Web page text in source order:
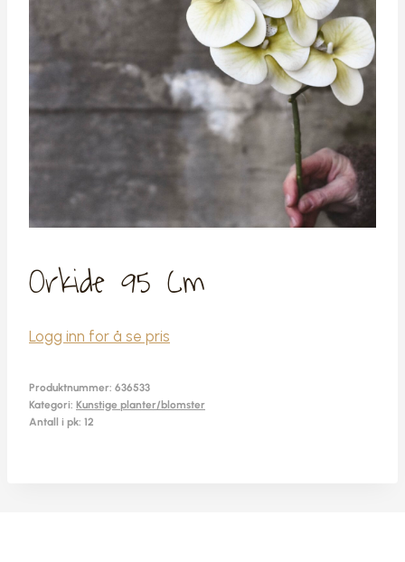
Orkide 95 Cm
Logg inn for å se pris
Produktnummer: 636533
Kategori: Kunstige planter/blomster
Antall i pk: 12